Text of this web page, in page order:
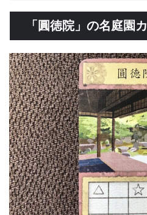
「圓徳院」の名庭園